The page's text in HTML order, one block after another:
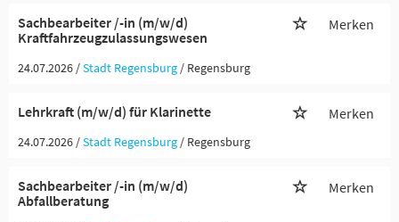
Sachbearbeiter /-in (m/w/d)
Kraftfahrzeugzulassungswesen
Merken
24.07.2026 /Stadt Regensburg / Regensburg
Lehrkraft (m/w/d) für Klarinette Merken
24.07.2026 /Stadt Regensburg / Regensburg
Sachbearbeiter /-in (m/w/d)
Abfallberatung
Merken